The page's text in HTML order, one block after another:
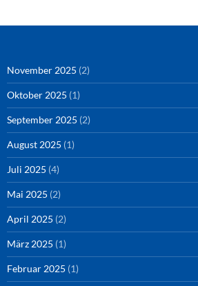
November 2025 (2)
Oktober 2025 (1)
September 2025 (2)
August 2025 (1)
Juli 2025 (4)
Mai 2025 (2)
April 2025 (2)
März 2025 (1)
Februar 2025 (1)